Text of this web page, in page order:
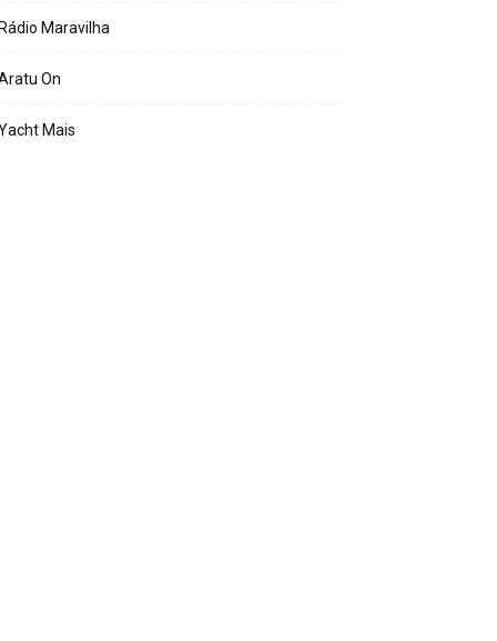
Maravilha
On
Mais